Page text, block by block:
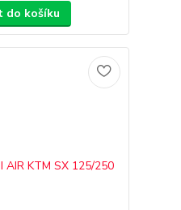
do košíku